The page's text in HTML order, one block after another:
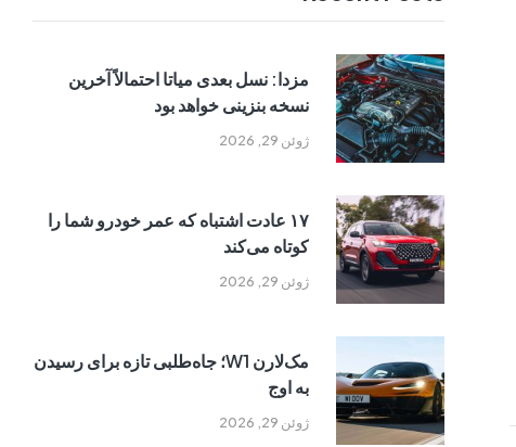
ژوئن 29, 2026
مزدا: نسل بعدی میاتا احتمالاً آخرین
نسخه بنزینی خواهد بود
ژوئن 29, 2026
۱۷ عادت اشتباه که عمر خودرو شما را
کوتاه می‌کند
ژوئن 29, 2026
مک‌لارن W1؛ جاه‌طلبی تازه برای رسیدن
به اوج